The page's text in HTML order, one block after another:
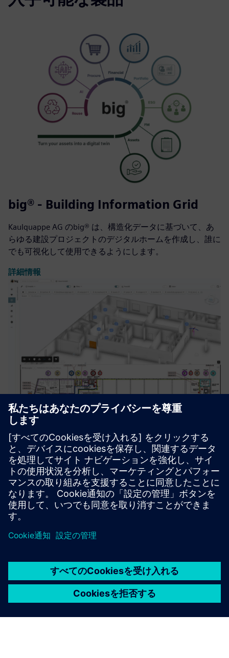
big® - Building Information Grid
Kaulquappe AG のbig® は、構造化データに基づいて、あ
らゆる建設プロジェクトのデジタルホームを作成し、誰に
でも可視化して使用できるようにします。
詳細情報
Fire event matrix powered by big®
big® は火災マトリックスデータをBIMベースのCDEに統合
し、リアルタイムのコラボレーション、仮想テスト、最適
な火災安全計画を可能にします。
詳細情報